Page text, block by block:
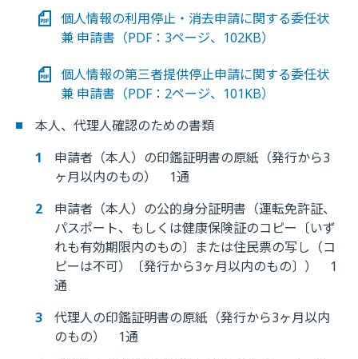
個人情報の利用停止・消去申請に関する委任状
兼 申請書（PDF：3ページ、102KB）
個人情報の第三者提供停止申請に関する委任状
兼 申請書（PDF：2ページ、101KB）
本人、代理人確認のための書類
申請者（本人）の印鑑証明書の原紙（発行から3
ヶ月以内のもの） 1通
申請者（本人）の公的身分証明書（運転免許証、
パスポート、もしくは健康保険証のコピー〔いず
れも有効期限内のもの〕または住民票の写し（コ
ピーは不可）〔発行から3ヶ月以内のもの〕） 1
通
代理人の印鑑証明書の原紙（発行から3ヶ月以内
のもの） 1通